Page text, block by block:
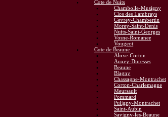
Cote de Nuits
Chambolle-Musigny
Clos des Lambrays
Gevrey-Chambertin
Morey-Saint-Denis
Nuits-Saint-Georges
Vosne-Romanee
Vougeot
Cote de Beaune
Aloxe-Corton
Auxey-Duresses
Beaune
Blagny
Chassagne-Montrachet
Corton-Charlemagne
Meursault
Pommard
Puligny-Montrachet
Saint-Aubin
Savigny-les-Beaune